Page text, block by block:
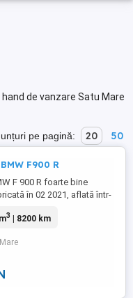
de vanzare Satu Mare
pe pagină: 20 50
F900 R
F 900 R foarte bine
în 02 2021, aflată într-
echipată la un nivel
bike modern. Echipare
LED -Semnalizatoare
3 | 8200 km